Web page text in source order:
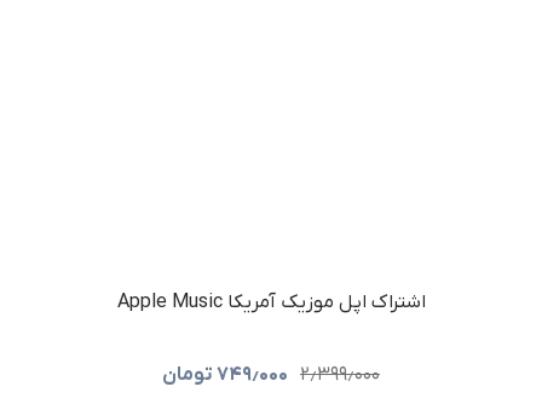
اشتراک اپل موزیک آمریکا Apple Music
۲٫۳۹۹٫۰۰۰ ۷۴۹٫۰۰۰ تومان